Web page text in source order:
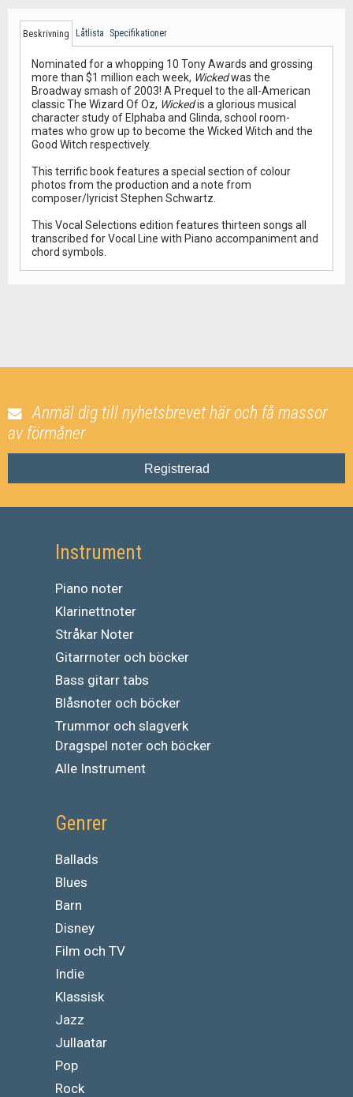
Beskrivning Låtlista Specifikationer
Nominated for a whopping 10 Tony Awards and grossing
more than $1 million each week, Wickedwas the
Broadway smash of 2003! A Prequel to the all-American
classic The Wizard Of Oz, Wickedis a glorious musical
character study of Elphaba and Glinda, school room-
mates who grow up to become the Wicked Witch and the
Good Witch respectively.
This terrific book features a special section of colour
photos from the production and a note from
composer/lyricist Stephen Schwartz.
This Vocal Selections edition features thirteen songs all
transcribed for Vocal Line with Piano accompaniment and
chord symbols.
Anmäl dig till nyhetsbrevet här och få massor
av förmåner
Registrerad
Instrument
Piano noter
Klarinettnoter
Stråkar Noter
Gitarrnoter och böcker
Bass gitarr tabs
Blåsnoter och böcker
Trummor och slagverk
Dragspel noter och böcker
Alle Instrument
Genrer
Ballads
Blues
Barn
Disney
Film och TV
Indie
Klassisk
Jazz
Jullaatar
Pop
Rock